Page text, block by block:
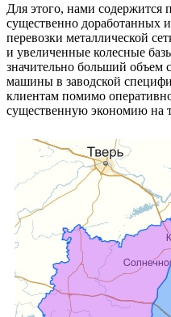
Для этого, нами содержится
существенно доработанных
перевозки металлической
и увеличенные колесные
значительно больший объем
машины в заводской
клиентам помимо
существенную экономию на